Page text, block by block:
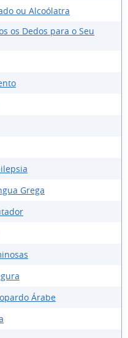
ou Alcoólatra
os Dedos para o Seu
Grega
Árabe